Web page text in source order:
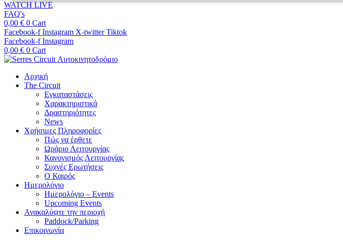
WATCH LIVE
FAQ's
0,00 € 0 Cart
Facebook-f Instagram X-twitter Tiktok
Facebook-f Instagram
0,00 € 0 Cart
Αρχική
The Circuit
Εγκαταστάσεις
Χαρακτηριστικά
Δραστηριότητες
News
Χρήσιμες Πληροφορίες
Πώς να έρθετε
Ωράριο Λειτουργίας
Κανονισμός Λειτουργίας
Συχνές Ερωτήσεις
Ο Καιρός
Ημερολόγιο
Ημερολόγιο – Events
Upcoming Events
Ανακαλύψτε την περιοχή
Paddock/Parking
Επικοινωνία